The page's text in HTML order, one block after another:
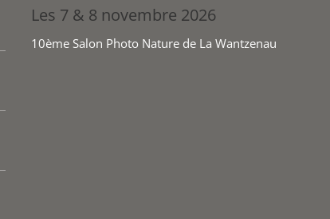
Les 7 & 8 novembre 2026
10ème Salon Photo Nature de La Wantzenau